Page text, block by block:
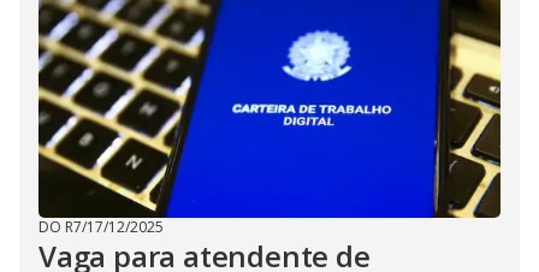
DO R7/17/12/2025
Vaga para atendente de